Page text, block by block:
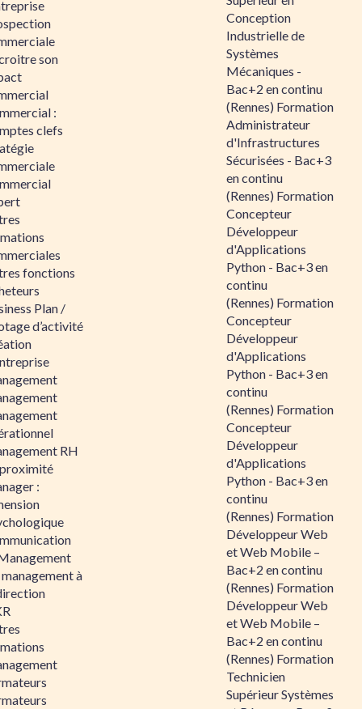
son
:
clefs
fonctions
Plan /
d’activité
RH
:
à
Conception
Industrielle de
Systèmes
Mécaniques -
Bac+2 en continu
(Rennes) Formation
Administrateur
d'Infrastructures
Sécurisées - Bac+3
en continu
(Rennes) Formation
Concepteur
Développeur
d'Applications
Python - Bac+3 en
continu
(Rennes) Formation
Concepteur
Développeur
d'Applications
Python - Bac+3 en
continu
(Rennes) Formation
Concepteur
Développeur
d'Applications
Python - Bac+3 en
continu
(Rennes) Formation
Développeur Web
et Web Mobile –
Bac+2 en continu
(Rennes) Formation
Développeur Web
et Web Mobile –
Bac+2 en continu
(Rennes) Formation
Technicien
Supérieur Systèmes